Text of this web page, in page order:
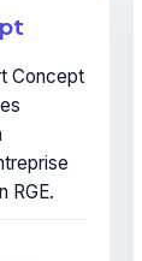
Concept
RGE.